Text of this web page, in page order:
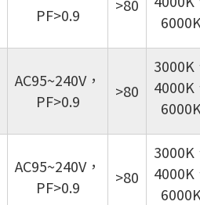
PF>0.9
>80
AC95~240V，
PF>0.9
>80
3000K
4000K
AC95~240V，
PF>0.9
>80
3000K
4000K